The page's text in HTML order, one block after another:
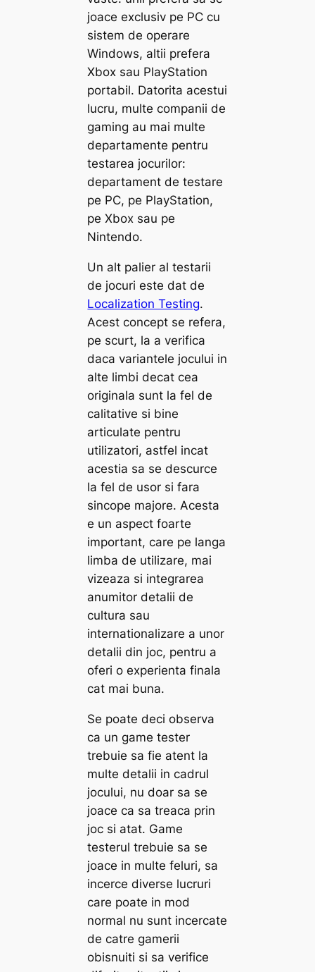
joace exclusiv pe PC cu
sistem de operare
Windows, altii prefera
Xbox sau PlayStation
portabil. Datorita acestui
lucru, multe companii de
gaming au mai multe
departamente pentru
testarea jocurilor:
departament de testare
pe PC, pe PlayStation,
pe Xbox sau pe
Nintendo.
Un alt palier al testarii
de jocuri este dat de
Localization Testing.
Acest concept se refera,
pe scurt, la a verifica
daca variantele jocului in
alte limbi decat cea
originala sunt la fel de
calitative si bine
articulate pentru
utilizatori, astfel incat
acestia sa se descurce
la fel de usor si fara
sincope majore. Acesta
e un aspect foarte
important, care pe langa
limba de utilizare, mai
vizeaza si integrarea
anumitor detalii de
cultura sau
internationalizare a unor
detalii din joc, pentru a
oferi o experienta finala
cat mai buna.
Se poate deci observa
ca un game tester
trebuie sa fie atent la
multe detalii in cadrul
jocului, nu doar sa se
joace ca sa treaca prin
joc si atat. Game
testerul trebuie sa se
joace in multe feluri, sa
incerce diverse lucruri
care poate in mod
normal nu sunt incercate
de catre gamerii
obisnuiti si sa verifice